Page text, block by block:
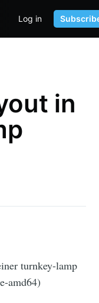
HOME TWITTER
Log in
in
turnkey-lamp
amd64)